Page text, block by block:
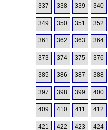
337 338 339 340
349 350 351 352
361 362 363 364
373 374 375 376
385 386 387 388
397 398 399 400
409 410 411 412
421 422 423 424